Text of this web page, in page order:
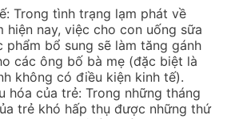
Trong tình trạng lạm phát về
hiện nay, việc cho con uống sữa
bổ sung sẽ làm tăng gánh
các ông bố bà mẹ (đặc biệt là
không có điều kiện kinh tế).
hóa của trẻ: Trong những tháng
trẻ khó hấp thụ được những thứ